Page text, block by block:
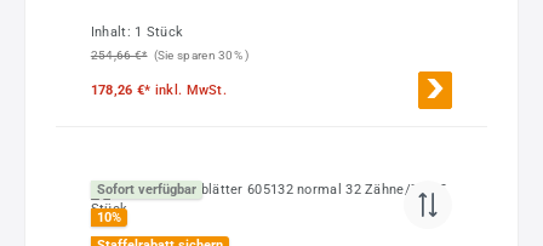
Inhalt: 1 Stück
254,66 €* (Sie sparen 30% )
178,26 €* inkl. MwSt.
Sofort verfügbar
10%